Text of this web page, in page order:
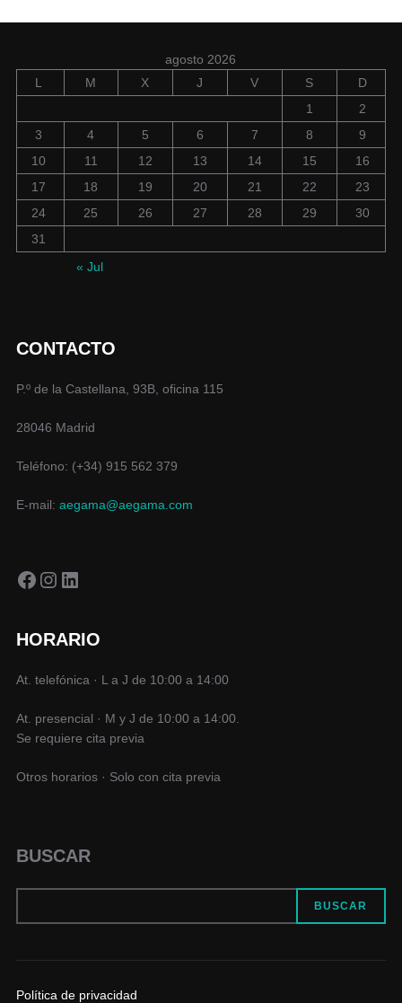
agosto 2026
L
M X J V S
D
1
2
3
4 5 6 7 8
9
10
11 12 13 14 15
16
17
18 19 20 21 22
23
24
25 26 27 28 29
30
31
« Jul
CONTACTO
P.º de la Castellana, 93B, oficina 115
28046 Madrid
Teléfono: (+34) 915 562 379
E-mail: aegama@aegama.com
Facebook
Instagram
LinkedIn
HORARIO
At. telefónica · L a J de 10:00 a 14:00
At. presencial · M y J de 10:00 a 14:00.
Se requiere cita previa
Otros horarios · Solo con cita previa
BUSCAR
BUSCAR
Política de privacidad